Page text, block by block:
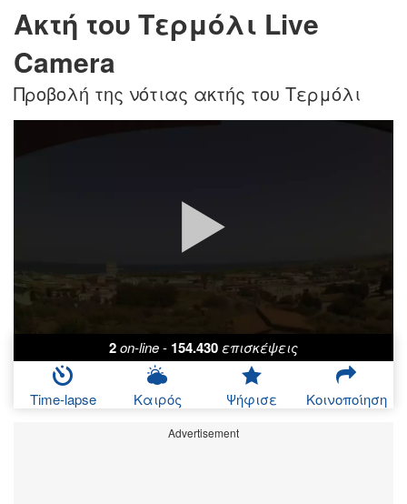
Ακτή του Τερμόλι Live
Camera
Προβολή της νότιας ακτής του Τερμόλι
2on-line- 154.430επισκέψεις
Time-lapse Καιρός Ψήφισε Κοινοποίηση
Advertisement